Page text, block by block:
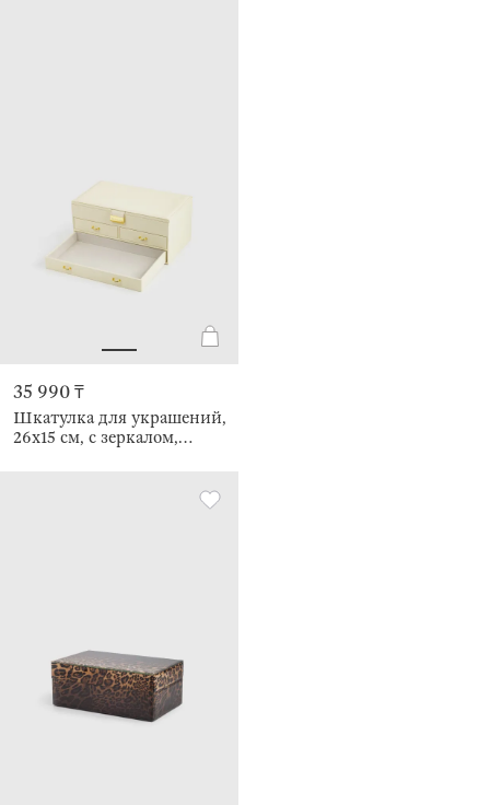
35 990 ₸
Шкатулка для украшений,
26х15 см, с зеркалом,